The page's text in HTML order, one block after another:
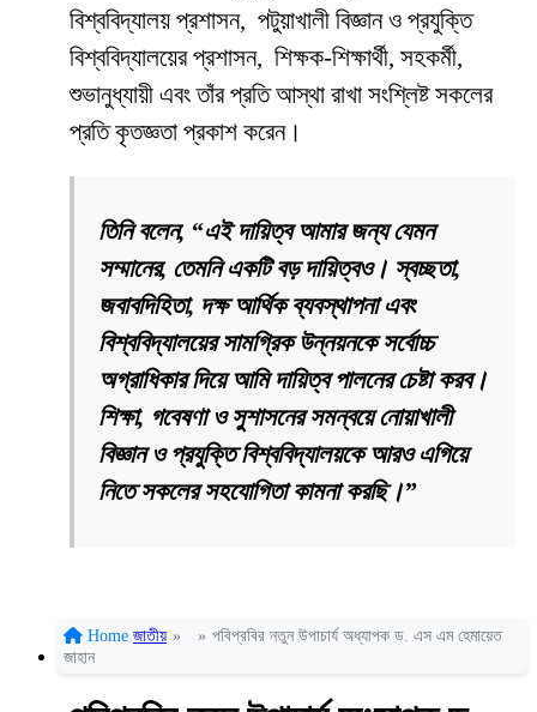
বিশ্ববিদ্যালয় প্রশাসন, পটুয়াখালী বিজ্ঞান ও প্রযুক্তি
বিশ্ববিদ্যালয়ের প্রশাসন, শিক্ষক-শিক্ষার্থী, সহকর্মী,
শুভানুধ্যায়ী এবং তাঁর প্রতি আস্থা রাখা সংশ্লিষ্ট সকলের
প্রতি কৃতজ্ঞতা প্রকাশ করেন।
তিনি বলেন, “এই দায়িত্ব আমার জন্য যেমন
সম্মানের, তেমনি একটি বড় দায়িত্বও। স্বচ্ছতা,
জবাবদিহিতা, দক্ষ আর্থিক ব্যবস্থাপনা এবং
বিশ্ববিদ্যালয়ের সামগ্রিক উন্নয়নকে সর্বোচ্চ
অগ্রাধিকার দিয়ে আমি দায়িত্ব পালনের চেষ্টা করব।
শিক্ষা, গবেষণা ও সুশাসনের সমন্বয়ে নোয়াখালী
বিজ্ঞান ও প্রযুক্তি বিশ্ববিদ্যালয়কে আরও এগিয়ে
নিতে সকলের সহযোগিতা কামনা করছি।”
Home জাতীয় » » পবিপ্রবির নতুন উপাচার্য অধ্যাপক ড. এস এম হেমায়েত
জাহান